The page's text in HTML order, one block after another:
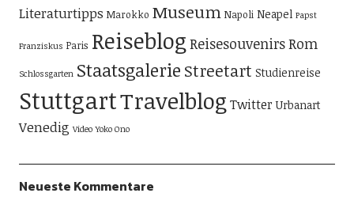
Literaturtipps Marokko Museum Napoli Neapel Papst
Franziskus Paris Reiseblog ReisesouvenirsRom
Schlossgarten Staatsgalerie Streetart Studienreise
StuttgartTravelblog Twitter Urbanart
Venedig Video Yoko Ono
Neueste Kommentare